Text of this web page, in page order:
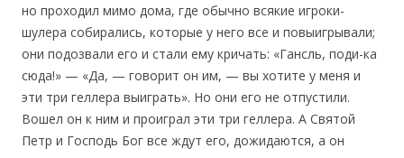
но проходил мимо дома, где обычно всякие игроки-
шулера собирались, которые у него все и повыигрывали;
они подозвали его и стали ему кричать: «Гансль, поди-ка
сюда!» — «Да, — говорит он им, — вы хотите у меня и
эти три геллера выиграть». Но они его не отпустили.
Вошел он к ним и проиграл эти три геллера. А Святой
Петр и Господь Бог все ждут его, дожидаются, а он